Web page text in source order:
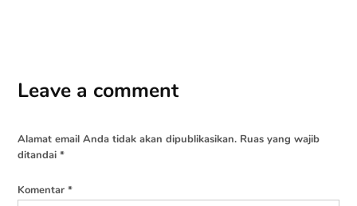
Leave a comment
Alamat email Anda tidak akan dipublikasikan. Ruas yang wajib
ditandai*
Komentar*